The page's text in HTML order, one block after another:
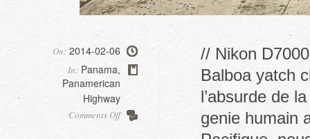
On: 2014-02-06
In: Panama
Panamerican
Highway
Comments Offon
// Nikon
Balboa yatch
l’absurde de
genie humain